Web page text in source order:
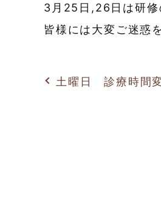
3月25日,26日は研修
皆様には大変ご迷惑
土曜日 診療時間